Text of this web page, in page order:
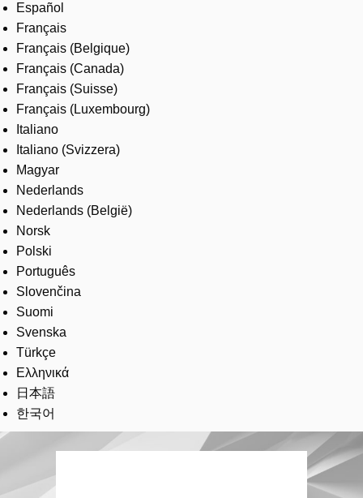
Español
Français
Français (Belgique)
Français (Canada)
Français (Suisse)
Français (Luxembourg)
Italiano
Italiano (Svizzera)
Magyar
Nederlands
Nederlands (België)
Norsk
Polski
Português
Slovenčina
Suomi
Svenska
Türkçe
Ελληνικά
日本語
한국어